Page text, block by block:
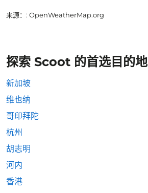
来源： : OpenWeatherMap.org
探索 Scoot 的首选目的地
新加坡
维也纳
哥印拜陀
杭州
胡志明
河内
香港